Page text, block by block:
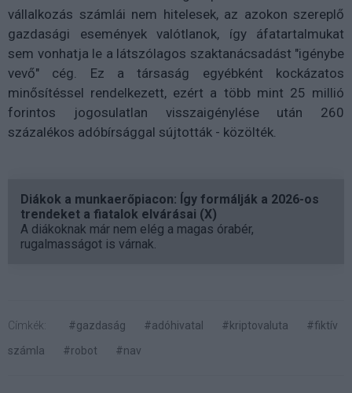
vállalkozás számlái nem hitelesek, az azokon szereplő
gazdasági események valótlanok, így áfatartalmukat
sem vonhatja le a látszólagos szaktanácsadást "igénybe
vevő" cég. Ez a társaság egyébként kockázatos
minősítéssel rendelkezett, ezért a több mint 25 millió
forintos jogosulatlan visszaigénylése után 260
százalékos adóbírsággal sújtották - közölték.
Diákok a munkaerőpiacon: Így formálják a 2026-os
trendeket a fiatalok elvárásai (X)
A diákoknak már nem elég a magas órabér,
rugalmasságot is várnak.
Címkék: #gazdaság #adóhivatal #kriptovaluta
#fiktív
számla
#robot #nav